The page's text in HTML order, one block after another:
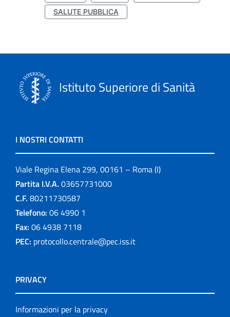
SALUTE PUBBLICA
Istituto Superiore di Sanità
I NOSTRI CONTATTI
Viale Regina Elena 299, 00161 – Roma (I)
Partita I.V.A. 03657731000
C.F. 80211730587
Telefono: 06 4990 1
Fax: 06 4938 7118
PEC: protocollo.centrale@pec.iss.it
PRIVACY
Informazioni per la privacy